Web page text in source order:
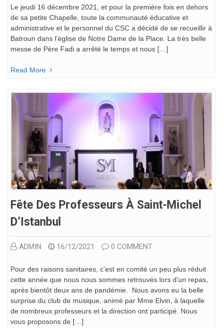
Le jeudi 16 décembre 2021, et pour la première fois en dehors
de sa petite Chapelle, toute la communauté éducative et
administrative et le personnel du CSC a décidé de se recueillir à
Batroun dans l’église de Notre Dame de la Place. La très belle
messe de Père Fadi a arrêté le temps et nous […]
Read More
Fête Des Professeurs À Saint-Michel
D’Istanbul
ADMIN 16/12/2021 0 COMMENT
Pour des raisons sanitaires, c’est en comité un peu plus réduit
cette année que nous nous sommes retrouvés lors d’un repas,
après bientôt deux ans de pandémie. Nous avons eu la belle
surprise du club de musique, animé par Mme Elvin, à laquelle
de nombreux professeurs et la direction ont participé. Nous
vous proposons de […]